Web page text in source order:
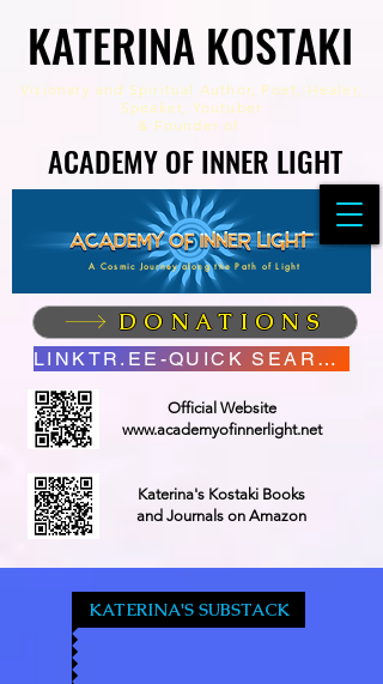
KATERINA KOSTAKI
KATERINA KOSTAKI
Visionary and Spiritual Author, Poet, Healer,
Speaker, Youtuber
& Founder of
ACADEMY OF INNER LIGHT
ACADEMY OF INNER LIGHT
A Cosmic Journey along the Path of Light
DONATIONS
LINKTR.EE-QUICK SEARCH
Official Website
www.academyofinnerlight.net
Katerina's Kostaki Books
and Journals on Amazon
KATERINA'S SUBSTACK